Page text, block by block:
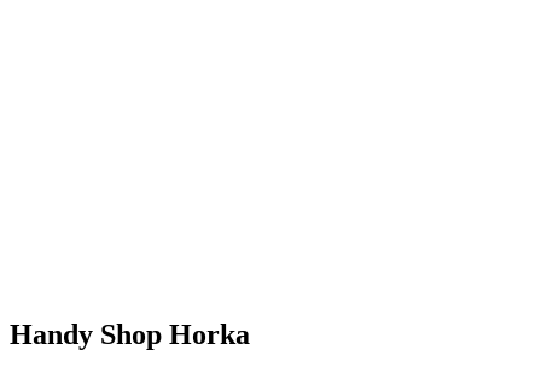
Handy Shop Horka